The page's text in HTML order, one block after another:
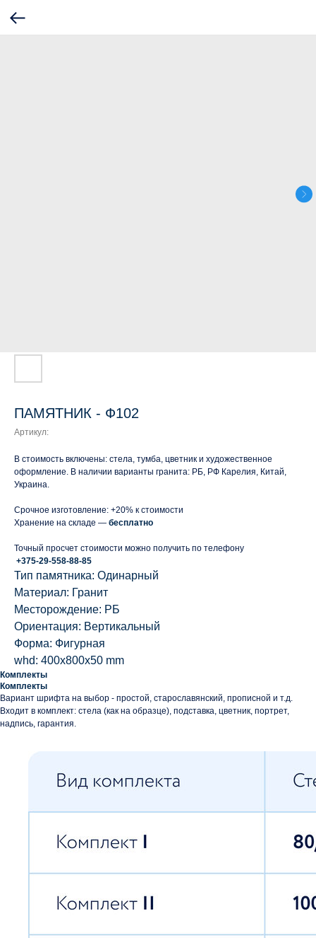
ПАМЯТНИК - Ф102
Артикул:
В стоимость включены: стела, тумба, цветник и художественное
оформление. В наличии варианты гранита: РБ, РФ Карелия, Китай,
Украина.
Срочное изготовление: +20% к стоимости
Хранение на складе — бесплатно
Точный просчет стоимости можно получить по телефону
+375-29-558-88-85
Тип памятника: Одинарный
Материал: Гранит
Месторождение: РБ
Ориентация: Вертикальный
Форма: Фигурная
whd: 400x800x50 mm
Комплекты
Комплекты
Вариант шрифта на выбор - простой, старославянский, прописной и т.д.
Входит в комплект: стела (как на образце), подставка, цветник, портрет,
надпись, гарантия.